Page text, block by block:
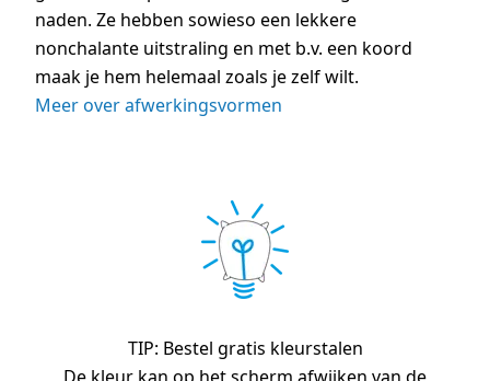
naden. Ze hebben sowieso een lekkere
nonchalante uitstraling en met b.v. een koord
maak je hem helemaal zoals je zelf wilt.
Meer over afwerkingsvormen
TIP: Bestel gratis kleurstalen